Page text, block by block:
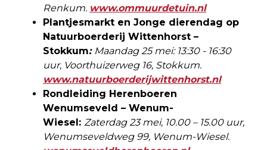
Renkum. www.ommuurdetuin.nl
Plantjesmarkt en Jonge dierendag op
Natuurboerderij Wittenhorst –
Stokkum: Maandag 25 mei: 13:30 - 16:30
uur, Voorthuizerweg 16, Stokkum.
www.natuurboerderijwittenhorst.nl
Rondleiding Herenboeren
Wenumseveld – Wenum-
Wiesel: Zaterdag 23 mei, 10.00 – 15.00 uur,
Wenumseveldweg 99, Wenum-Wiesel.